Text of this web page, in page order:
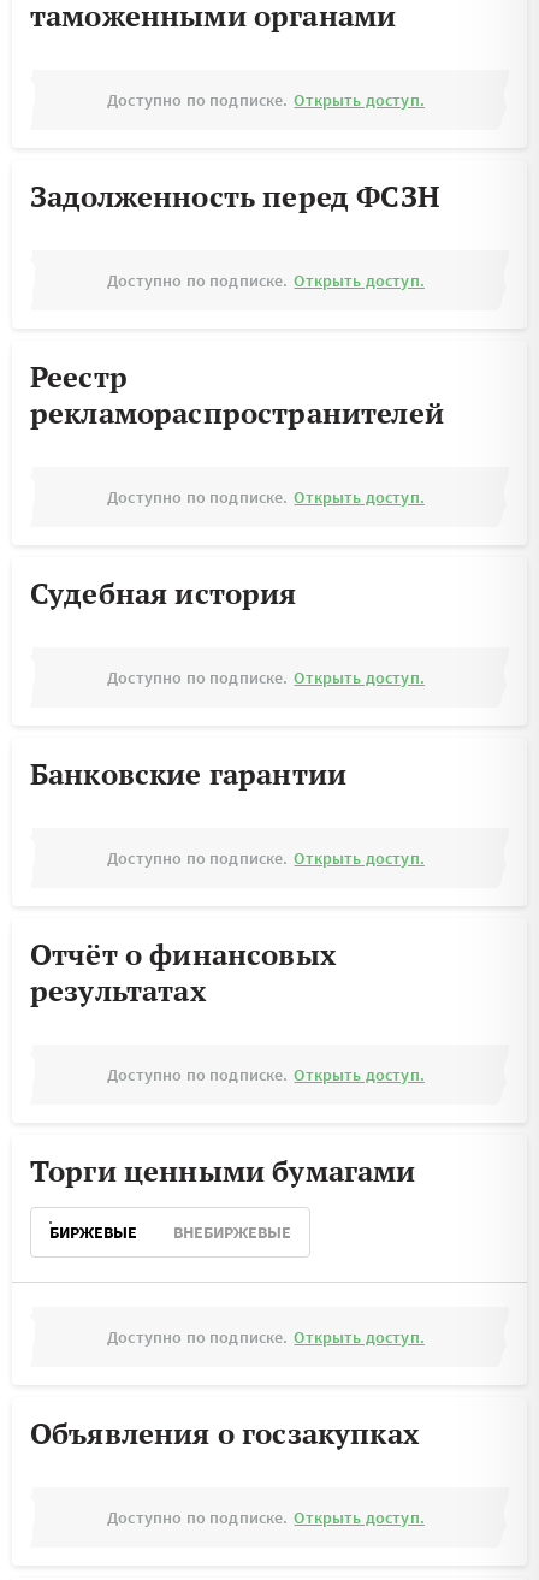
таможенными органами
Доступно по подписке. Открыть доступ.
Задолженность перед ФСЗН
Доступно по подписке. Открыть доступ.
Реестр
рекламораспространителей
Доступно по подписке. Открыть доступ.
Судебная история
Доступно по подписке. Открыть доступ.
Банковские гарантии
Доступно по подписке. Открыть доступ.
Отчёт о финансовых
результатах
Доступно по подписке. Открыть доступ.
Торги ценными бумагами
БИРЖЕВЫЕ ВНЕБИРЖЕВЫЕ
Доступно по подписке. Открыть доступ.
Объявления о госзакупках
Доступно по подписке. Открыть доступ.